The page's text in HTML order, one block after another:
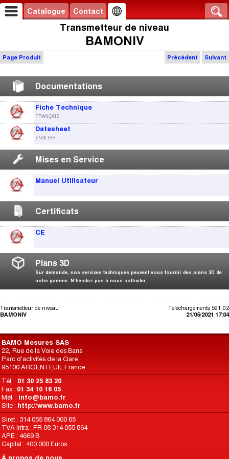
Catalogue Contact
Transmetteur de niveau
BAMONIV
Précédent Suivant
Page Produit
Documentations
Fiche Technique
FRANÇAIS
Datasheet
ENGLISH
Mises en Service
Manuel Utilisateur
Certificats
CE
Plans 3D
Sur demande, nos services techniques peuvent vous fournir des plans 3D de
notre gamme. N’hésitez pas à nous solliciter.
Téléchargements 591-02
21/05/2021 17:04
Transmetteur de niveau
BAMONIV
BAMO Mesures SAS
22, Rue de la Voie des Bans
Parc d'activités de la Gare
95100 ARGENTEUIL France
Tél. : 01 30 25 83 20
Fax : 01 34 10 16 05
Mél. : info@bamo.fr
Site : http://www.bamo.fr
Siret : 314 055 864 000 65
TVA Intra : FR 08 314 055 864
APE : 4669 B
Capital : 400 000 Euros